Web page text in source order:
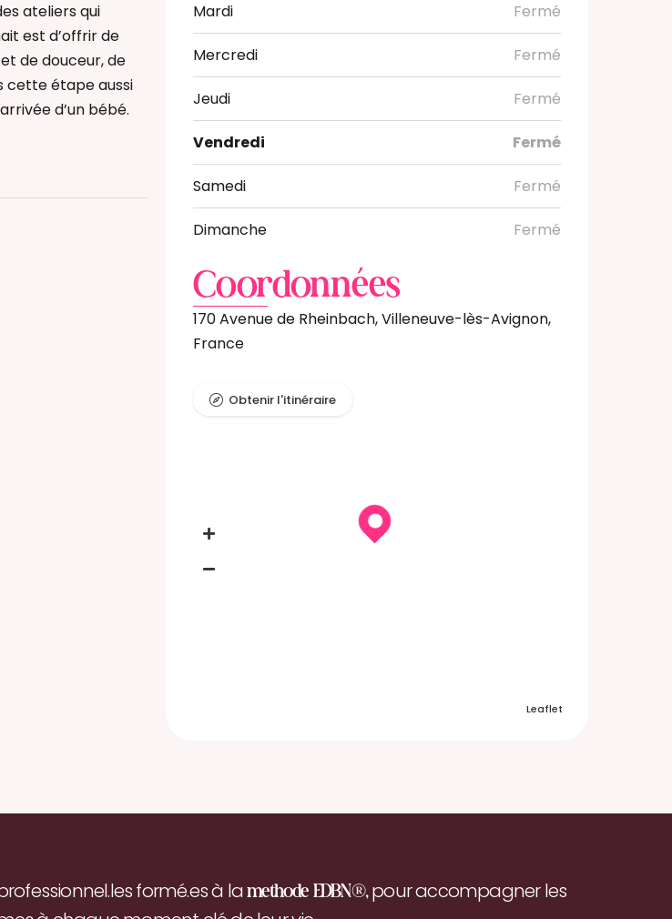
ateliers qui
est d’offrir de
de douceur, de
cette étape aussi
d’un bébé.
Mardi Fermé
Mercredi Fermé
Jeudi Fermé
Vendredi Fermé
Samedi Fermé
Dimanche Fermé
Coordonnées
170 Avenue de Rheinbach, Villeneuve-lès-Avignon,
France
Leaflet
Obtenir l'itinéraire
formé.es à lamethode EDBN®,pour accompagner les